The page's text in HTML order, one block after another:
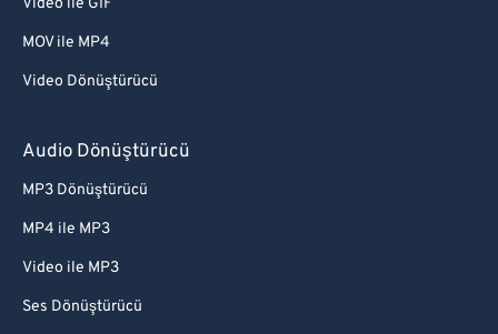
Video ile GIF
MOV ile MP4
Video Dönüştürücü
Audio Dönüştürücü
MP3 Dönüştürücü
MP4 ile MP3
Video ile MP3
Ses Dönüştürücü